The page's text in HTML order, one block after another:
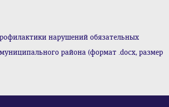
нарушений обязательных
района (формат .docx, размер